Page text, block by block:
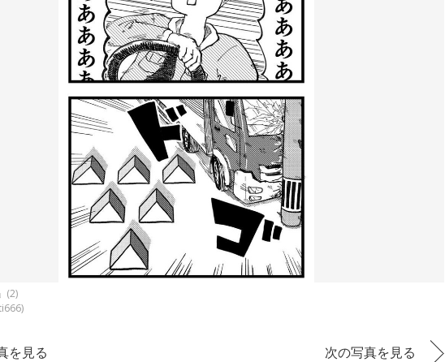
(2)
を見る 次の写真を見る